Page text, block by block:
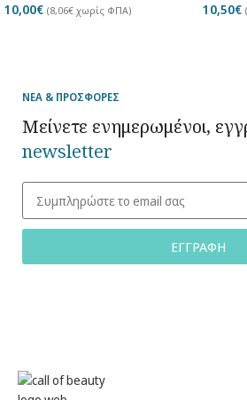
10,00€ (8,06€ χωρίς ΦΠΑ) 10,50€ (
ΝΕΑ & ΠΡΟΣΦΟΡΕΣ
Μείνετε ενημερωμένοι,
newsletter
ΕΓΓΡΑΦΗ